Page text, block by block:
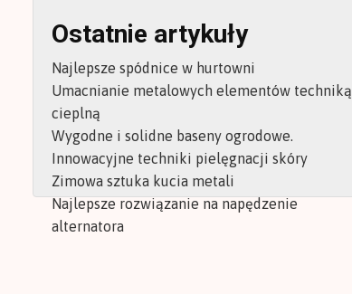
Ostatnie artykuły
Najlepsze spódnice w hurtowni
Umacnianie metalowych elementów techniką
cieplną
Wygodne i solidne baseny ogrodowe.
Innowacyjne techniki pielęgnacji skóry
Zimowa sztuka kucia metali
Najlepsze rozwiązanie na napędzenie
alternatora